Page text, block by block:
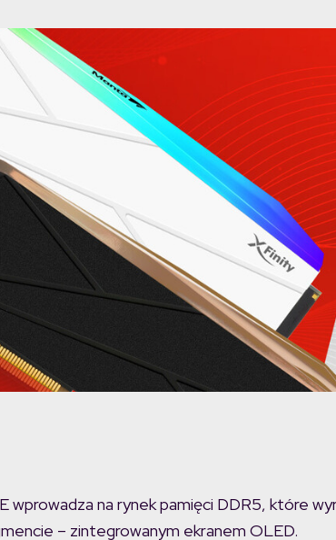
wprowadza na rynek pamięci DDR5, które
– zintegrowanym ekranem OLED.